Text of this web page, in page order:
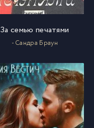
За семью печатями
- Сандра Браун